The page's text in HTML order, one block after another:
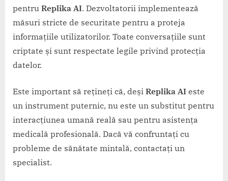
pentru Replika AI. Dezvoltatorii implementează
măsuri stricte de securitate pentru a proteja
informațiile utilizatorilor. Toate conversațiile sunt
criptate și sunt respectate legile privind protecția
datelor.
Este important să rețineți că, deși Replika AI este
un instrument puternic, nu este un substitut pentru
interacțiunea umană reală sau pentru asistența
medicală profesională. Dacă vă confruntați cu
probleme de sănătate mintală, contactați un
specialist.